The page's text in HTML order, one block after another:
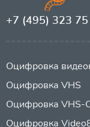
+7 (495) 323
Оцифровка
Оцифровка VHS
Оцифровка VHS-
Оцифровка